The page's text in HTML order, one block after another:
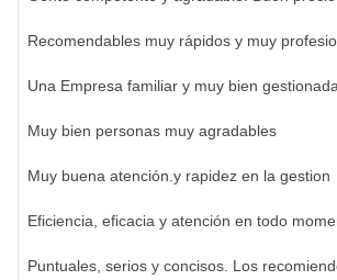
Recomendables muy rápidos y muy
Una Empresa familiar y muy bien gestionada
Muy bien personas muy agradables
Muy buena atención.y rapidez en la gestion
Eficiencia, eficacia y atención en todo
Puntuales, serios y concisos. Los